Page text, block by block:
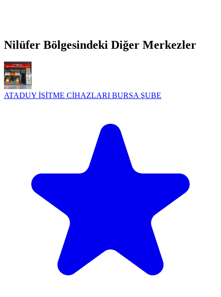
Nilüfer Bölgesindeki Diğer Merkezler
ATADUY İŞİTME CİHAZLARI BURSA ŞUBE